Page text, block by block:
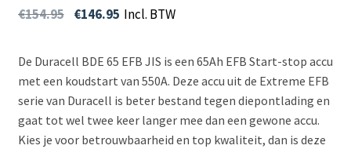
€154.95 €146.95 Incl. BTW
De Duracell BDE 65 EFB JIS is een 65Ah EFB Start-stop accu
met een koudstart van 550A. Deze accu uit de Extreme EFB
serie van Duracell is beter bestand tegen diepontlading en
gaat tot wel twee keer langer mee dan een gewone accu.
Kies je voor betrouwbaarheid en top kwaliteit, dan is deze